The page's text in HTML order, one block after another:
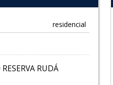
residencial
RUDÁ